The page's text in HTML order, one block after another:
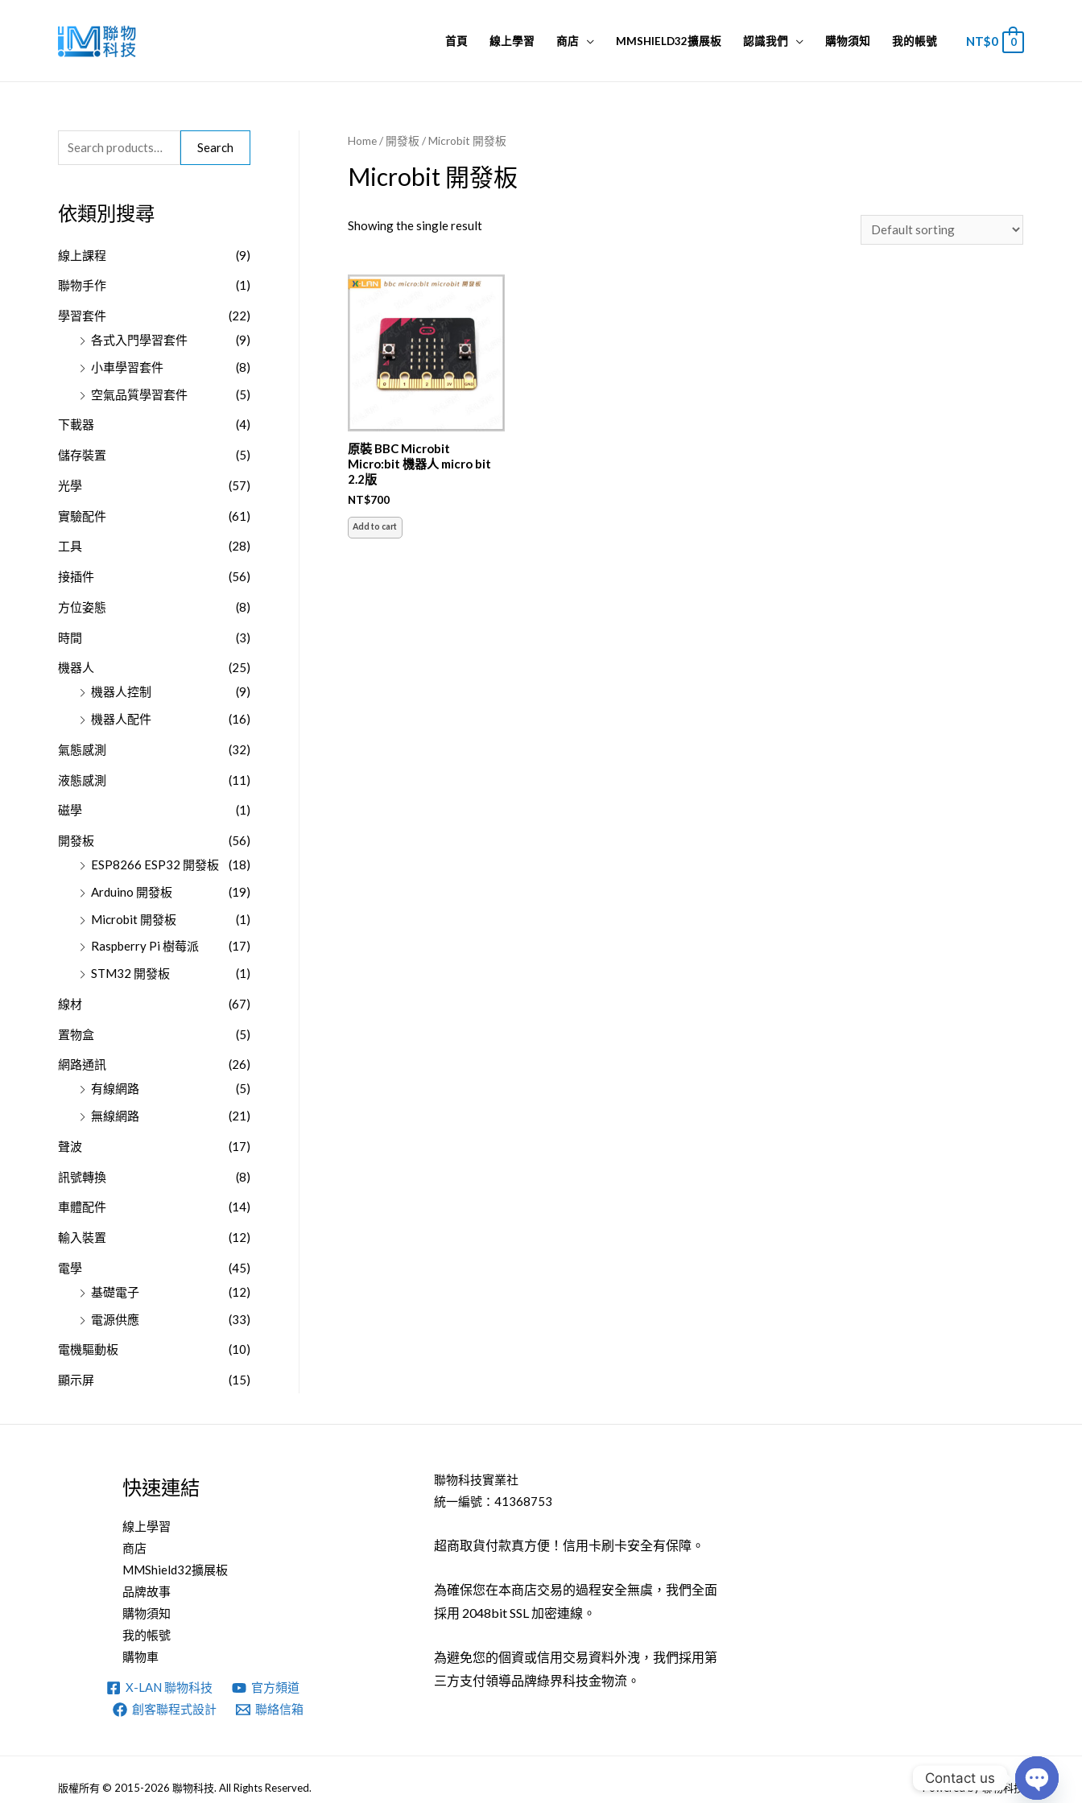
首頁 線上學習 商店 MMSHIELD32擴展板 認識我們 購物須知 我的帳號 NT$0 0
e
r
h
f
o
Search
依類別搜尋
線上課程 (9)
聯物手作 (1)
學習套件
(22)
各式入門學習套件
(9)
小車學習套件
(8)
空氣品質學習套件
(5)
下載器 (4)
儲存裝置 (5)
光學 (57)
實驗配件 (61)
工具 (28)
接插件 (56)
方位姿態 (8)
時間 (3)
機器人
(25)
機器人控制
(9)
機器人配件
(16)
氣態感測 (32)
液態感測 (11)
磁學 (1)
開發板
(56)
ESP8266 ESP32 開發板
(18)
Arduino 開發板
(19)
Microbit 開發板
(1)
Raspberry Pi 樹莓派
(17)
STM32 開發板
(1)
線材 (67)
置物盒 (5)
網路通訊
(26)
有線網路
(5)
無線網路
(21)
聲波 (17)
訊號轉換 (8)
車體配件 (14)
輸入裝置 (12)
電學
(45)
基礎電子
(12)
電源供應
(33)
電機驅動板 (10)
顯示屏 (15)
Home/ 開發板 / Microbit 開發板
Microbit 開發板
Showing the single result
原裝 BBC Microbit
Micro:bit 機器人 micro bit
2.2版
NT$700
Add to cart
快速連結
線上學習
商店
MMShield32擴展板
品牌故事
購物須知
我的帳號
購物車
X-LAN 聯物科技
官方頻道
創客聯程式設計
聯絡信箱
聯物科技實業社
統一編號：41368753
超商取貨付款真方便！信用卡刷卡安全有保障。
為確保您在本商店交易的過程安全無虞，我們全面
採用 2048bit SSL 加密連線。
為避免您的個資或信用交易資料外洩，我們採用第
三方支付領導品牌綠界科技金物流。
版權所有 © 2015-2026 聯物科技. All Rights Reserved. Powered by 聯物科技
Contact us